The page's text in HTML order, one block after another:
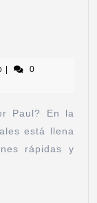
0
Paul? En la
está llena
rápidas y